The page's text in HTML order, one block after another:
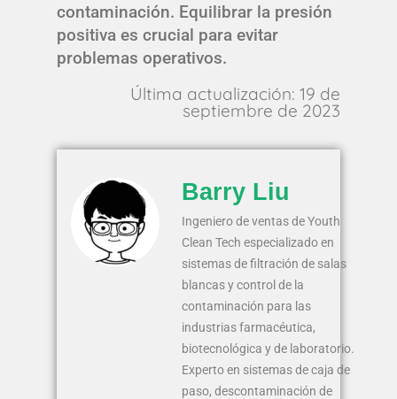
contaminación. Equilibrar la presión
positiva es crucial para evitar
problemas operativos.
Última actualización: 19 de
septiembre de 2023
Barry Liu
Ingeniero de ventas de Youth
Clean Tech especializado en
sistemas de filtración de salas
blancas y control de la
contaminación para las
industrias farmacéutica,
biotecnológica y de laboratorio.
Experto en sistemas de caja de
paso, descontaminación de